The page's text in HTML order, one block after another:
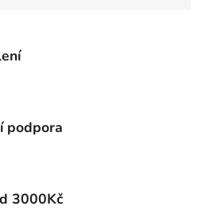
podpora
3000Kč